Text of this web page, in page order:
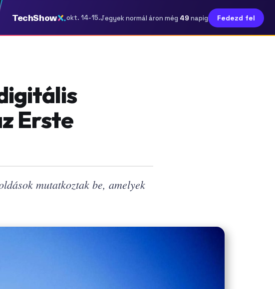
TechShow okt. 14-15.Jegyek normál áron még 49 napig Fedezd fel
Erste
mutatkoztak be, amelyek